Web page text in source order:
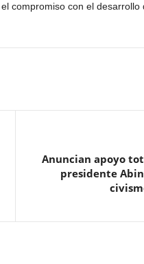
compromiso con el desarrollo
Anuncian apoyo
presidente